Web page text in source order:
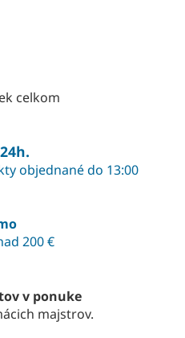
O
á
d
a
e
p
y
v
celkom
objednané do 13:00
200 €
v ponuke
majstrov.